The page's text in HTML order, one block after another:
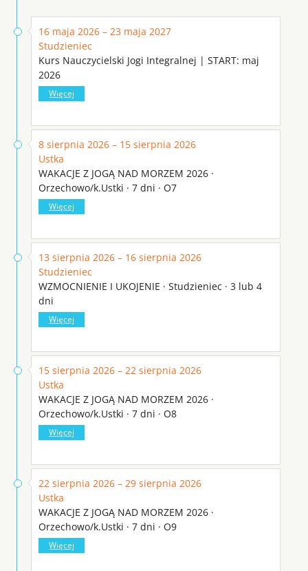
16 maja 2026 – 23 maja 2027
Studzieniec
Kurs Nauczycielski Jogi Integralnej | START: maj
2026
Więcej
8 sierpnia 2026 – 15 sierpnia 2026
Ustka
WAKACJE Z JOGĄ NAD MORZEM 2026 ·
Orzechowo/k.Ustki · 7 dni · O7
Więcej
13 sierpnia 2026 – 16 sierpnia 2026
Studzieniec
WZMOCNIENIE I UKOJENIE · Studzieniec · 3 lub 4
dni
Więcej
15 sierpnia 2026 – 22 sierpnia 2026
Ustka
WAKACJE Z JOGĄ NAD MORZEM 2026 ·
Orzechowo/k.Ustki · 7 dni · O8
Więcej
22 sierpnia 2026 – 29 sierpnia 2026
Ustka
WAKACJE Z JOGĄ NAD MORZEM 2026 ·
Orzechowo/k.Ustki · 7 dni · O9
Więcej